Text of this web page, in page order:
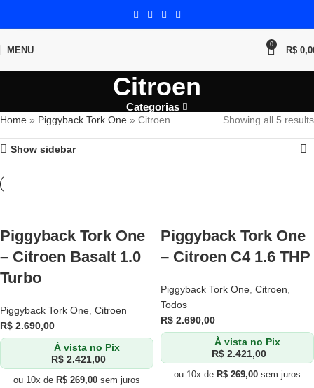
MENU
0
R$
Citroen
Categorias
Home » Piggyback Tork One » Citroen Showing all 5 results
Show sidebar
Piggyback Tork One
– Citroen Basalt 1.0
Turbo
Piggyback Tork One Citroen
R$ 2.690,00
À vista no Pix
R$2.421,00
ou 10x de R$ 269,00 sem juros
Piggyback Tork One
– Citroen C4 1.6 THP
Piggyback Tork One Citroen
Todos
R$ 2.690,00
À vista no Pix
R$2.421,00
ou 10x de R$ 269,00 sem juros